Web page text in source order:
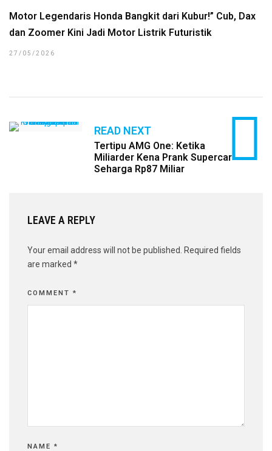
Motor Legendaris Honda Bangkit dari Kubur!” Cub, Dax
dan Zoomer Kini Jadi Motor Listrik Futuristik
27/05/2026
READ NEXT
Tertipu AMG One: Ketika
Miliarder Kena Prank Supercar
Seharga Rp87 Miliar
LEAVE A REPLY
Your email address will not be published.
Required fields
are marked *
COMMENT *
NAME *